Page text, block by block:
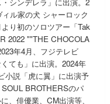
ル家の犬 シャーロック
り初のソロツアー「Tak
2022 ""THE CHOCOLA
年4月、フジテレビ
ても」に出演。2024年
小説「虎に翼」に出演予
BROTHERSのパ
、俳優業、CM出演等、